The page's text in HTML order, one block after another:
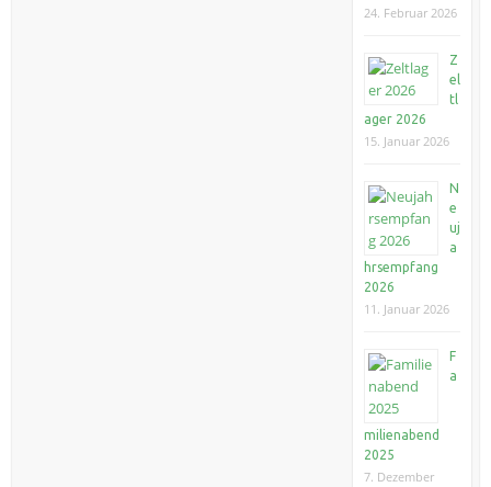
24. Februar 2026
Z
el
tl
ager 2026
15. Januar 2026
N
e
uj
a
hrsempfang
2026
11. Januar 2026
F
a
milienabend
2025
7. Dezember